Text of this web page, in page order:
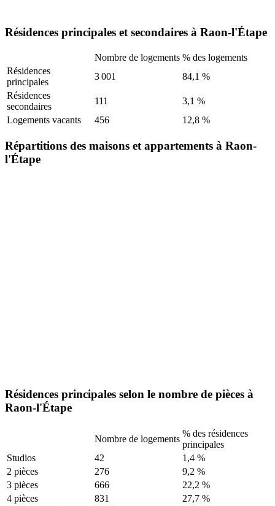
Résidences principales et secondaires à Raon-l'Étape
Nombre de logements % des logements
Résidences
principales
3 001
84,1 %
Résidences
secondaires
111
3,1 %
Logements vacants
456 12,8 %
Répartitions des maisons et appartements à Raon-
l'Étape
Résidences principales selon le nombre de pièces à
Raon-l'Étape
Nombre de logements
% des résidences
principales
Studios
42
1,4 %
2 pièces
276
9,2 %
3 pièces
666
22,2 %
4 pièces
831
27,7 %